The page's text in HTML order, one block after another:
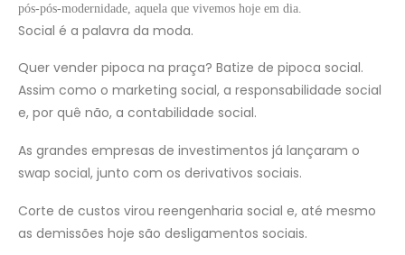
pós-pós-modernidade, aquela que vivemos hoje em dia.
Social é a palavra da moda.
Quer vender pipoca na praça? Batize de pipoca social.
Assim como o marketing social, a responsabilidade social
e, por quê não, a contabilidade social.
As grandes empresas de investimentos já lançaram o
swap social, junto com os derivativos sociais.
Corte de custos virou reengenharia social e, até mesmo
as demissões hoje são desligamentos sociais.